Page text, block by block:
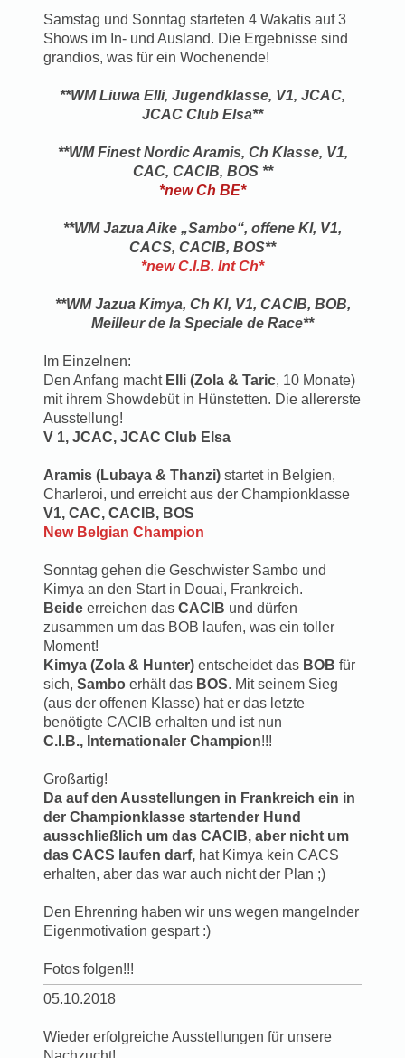
Samstag und Sonntag starteten 4 Wakatis auf 3
Shows im In- und Ausland. Die Ergebnisse sind
grandios, was für ein Wochenende!
**WM Liuwa Elli, Jugendklasse, V1, JCAC,
JCAC Club Elsa**
**WM Finest Nordic Aramis, Ch Klasse, V1,
CAC, CACIB, BOS **
*new Ch BE*
**WM Jazua Aike „Sambo“, offene Kl, V1,
CACS, CACIB, BOS**
*new C.I.B. Int Ch*
**WM Jazua Kimya, Ch Kl, V1, CACIB, BOB,
Meilleur de la Speciale de Race**
Im Einzelnen:
Den Anfang macht Elli (Zola & Taric, 10 Monate)
mit ihrem Showdebüt in Hünstetten. Die allererste
Ausstellung!
V 1, JCAC, JCAC Club Elsa
Aramis (Lubaya & Thanzi) startet in Belgien,
Charleroi, und erreicht aus der Championklasse
V1, CAC, CACIB, BOS
New Belgian Champion
Sonntag gehen die Geschwister Sambo und
Kimya an den Start in Douai, Frankreich.
Beide erreichen das CACIB und dürfen
zusammen um das BOB laufen, was ein toller
Moment!
Kimya (Zola & Hunter) entscheidet das BOB für
sich, Sambo erhält das BOS. Mit seinem Sieg
(aus der offenen Klasse) hat er das letzte
benötigte CACIB erhalten und ist nun
C.I.B., Internationaler Champion!!!
Großartig!
Da auf den Ausstellungen in Frankreich ein in
der Championklasse startender Hund
ausschließlich um das CACIB, aber nicht um
das CACS laufen darf, hat Kimya kein CACS
erhalten, aber das war auch nicht der Plan ;)
Den Ehrenring haben wir uns wegen mangelnder
Eigenmotivation gespart :)
Fotos folgen!!!
05.10.2018
Wieder erfolgreiche Ausstellungen für unsere